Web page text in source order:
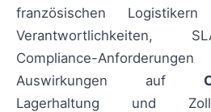
französischen
Verantwortlichkeiten,
Compliance-
Auswirkungen auf
Lagerhaltung und